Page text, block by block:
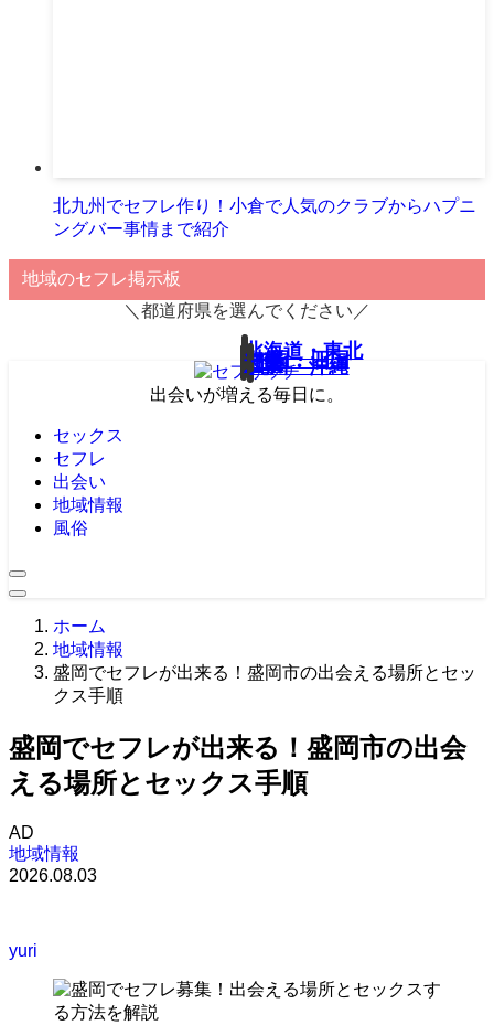
北九州でセフレ作り！小倉で人気のクラブからハプニ
ングバー事情まで紹介
地域のセフレ掲示板
＼都道府県を選んでください／
北海道・東北
関東
中部
近畿
中国・四国
九州・沖縄
出会いが増える毎日に。
セックス
セフレ
出会い
地域情報
風俗
ホーム
地域情報
盛岡でセフレが出来る！盛岡市の出会える場所とセッ
クス手順
盛岡でセフレが出来る！盛岡市の出会
える場所とセックス手順
AD
地域情報
2026.08.03
yuri